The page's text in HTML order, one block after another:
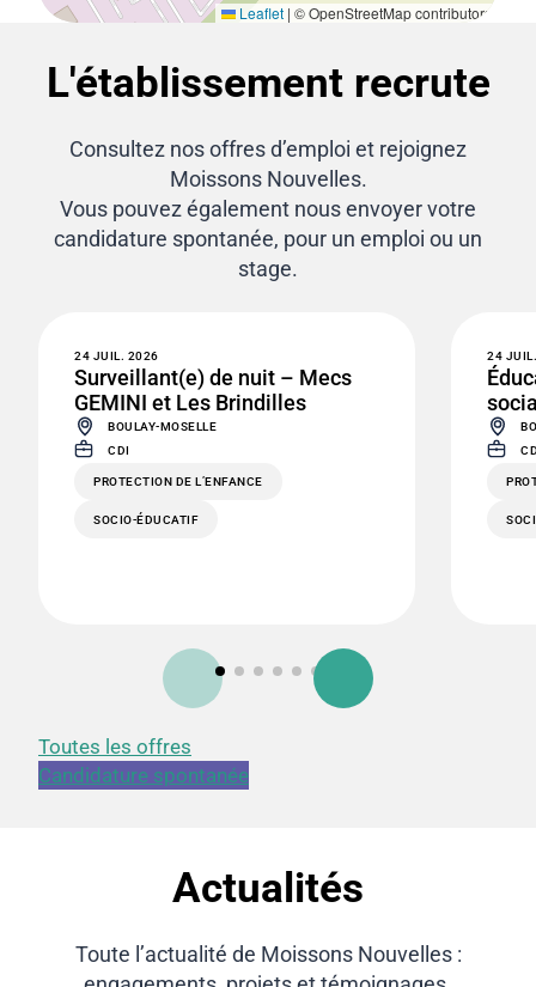
Leaflet | © OpenStreetMap contributors
L'établissement recrute
Consultez nos offres d’emploi et rejoignez
Moissons Nouvelles.
Vous pouvez également nous envoyer votre
candidature spontanée, pour un emploi ou un
stage.
24 JUIL. 2026
Surveillant(e) de nuit – Mecs
GEMINI et Les Brindilles
BOULAY-MOSELLE
CDI
PROTECTION DE L’ENFANCE
SOCIO-ÉDUCATIF
24
Toutes les offres
Candidature spontanée
Actualités
Toute l’actualité de Moissons Nouvelles :